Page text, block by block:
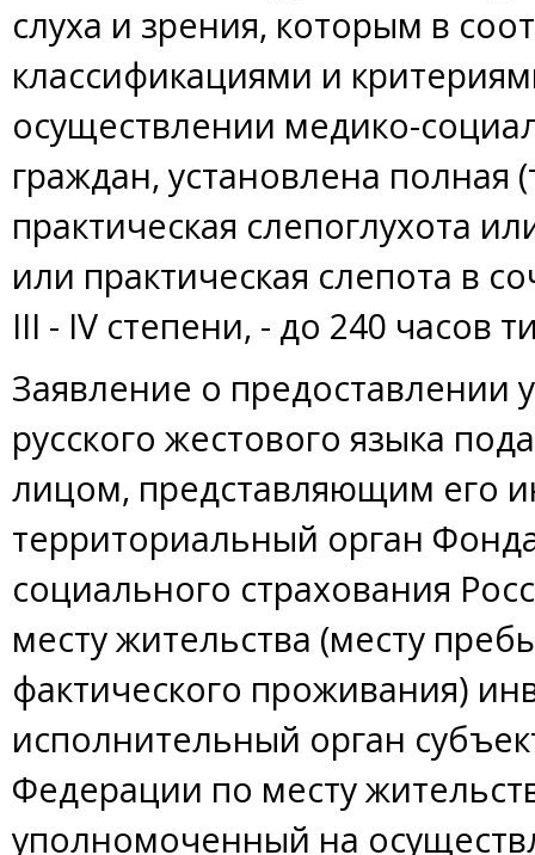
слуха и зрения, которым в
классификациями и
осуществлении медико-
граждан, установлена полная
практическая слепоглухота
или практическая слепота в
III - IV степени, - до 240 часов
Заявление о предоставлении
русского жестового языка
лицом, представляющим его
территориальный орган
социального страхования
месту жительства (месту
фактического проживания)
исполнительный орган
Федерации по месту
уполномоченный на